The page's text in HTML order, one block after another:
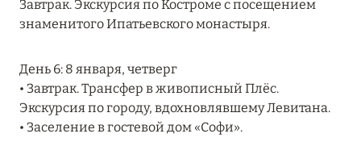
И ULTIMA COURCHEVEL
08 августа 2024
THE NAUTILUS MALDIVES: МАНТЫ, КИТОВЫЕ
Завтрак. Экскурсия по Костроме с посещением
знаменитого Ипатьевского монастыря.
День 6: 8 января, четверг
• Завтрак. Трансфер в живописный Плёс.
Экскурсия по городу, вдохновлявшему Левитана.
• Заселение в гостевой дом «Софи».